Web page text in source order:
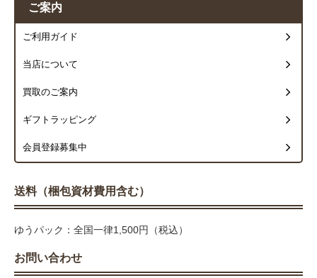
ご案内
ご利用ガイド
当店について
買取のご案内
ギフトラッピング
会員登録募集中
送料（梱包資材費用含む）
ゆうパック：全国一律1,500円（税込）
お問い合わせ